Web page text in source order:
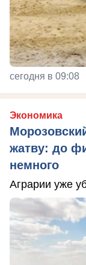
сегодня в 09:08
Экономика
жатву: до
немного
Аграрии уже